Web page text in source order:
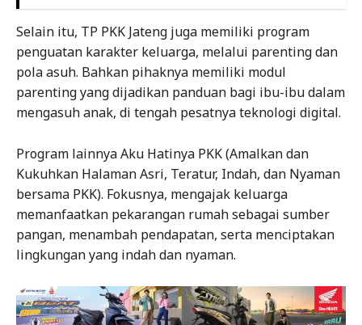
Selain itu, TP PKK Jateng juga memiliki program
penguatan karakter keluarga, melalui parenting dan
pola asuh. Bahkan pihaknya memiliki modul
parenting yang dijadikan panduan bagi ibu-ibu dalam
mengasuh anak, di tengah pesatnya teknologi digital.
Program lainnya Aku Hatinya PKK (Amalkan dan
Kukuhkan Halaman Asri, Teratur, Indah, dan Nyaman
bersama PKK). Fokusnya, mengajak keluarga
memanfaatkan pekarangan rumah sebagai sumber
pangan, menambah pendapatan, serta menciptakan
lingkungan yang indah dan nyaman.